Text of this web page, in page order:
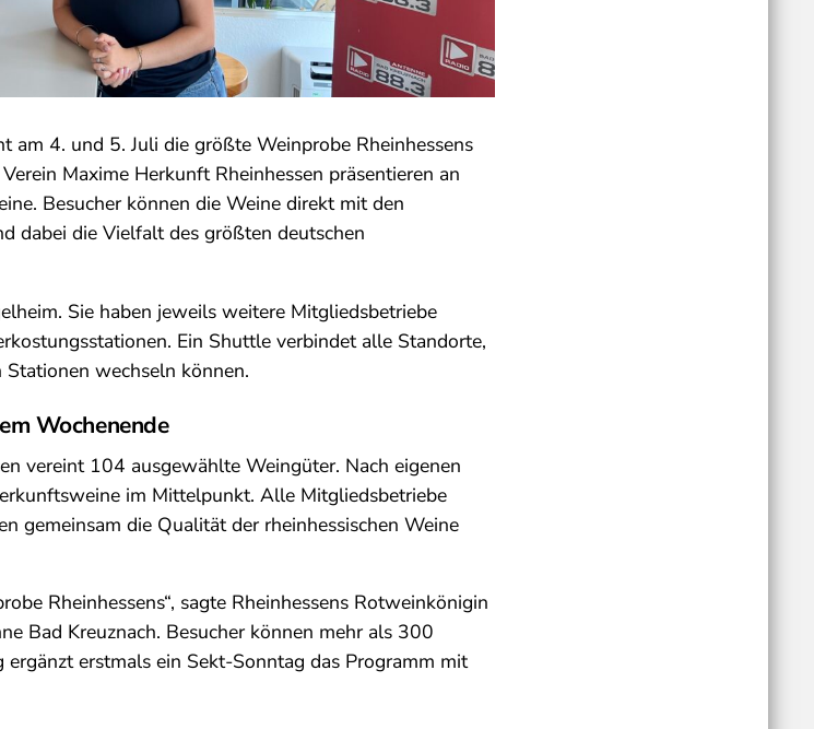
am 4. und 5. Juli die größte Weinprobe Rheinhessens
Maxime Herkunft Rheinhessen präsentieren an
Besucher können die Weine direkt mit den
dabei die Vielfalt des größten deutschen
Sie haben jeweils weitere Mitgliedsbetriebe
Ein Shuttle verbindet alle Standorte,
Stationen wechseln können.
Wochenende
vereint 104 ausgewählte Weingüter. Nach eigenen
im Mittelpunkt. Alle Mitgliedsbetriebe
gemeinsam die Qualität der rheinhessischen Weine
Rheinhessens“, sagte Rheinhessens Rotweinkönigin
Bad Kreuznach. Besucher können mehr als 300
erstmals ein Sekt-Sonntag das Programm mit